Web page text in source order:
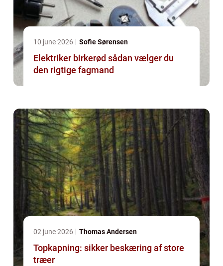
10 june 2026 Sofie Sørensen
Elektriker birkerød sådan vælger du
den rigtige fagmand
02 june 2026 Thomas Andersen
Topkapning: sikker beskæring af store
træer